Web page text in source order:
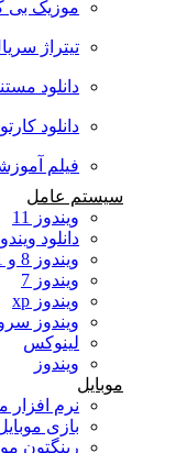
موزیک بی
تیتراژ
دانلود
دانلود
فیلم
سیستم عامل
ویندوز 11
دانلود ویندوز
ویندوز 8 و 8.1
ویندوز 7
ویندوز xp
ویندوز
لینوکس
ویندوز
موبایل
نرم افزار
بازی
رینگتون